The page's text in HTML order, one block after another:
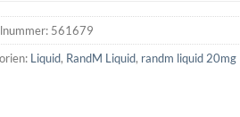
561679
Liquid, RandM Liquid, randm liquid 20mg